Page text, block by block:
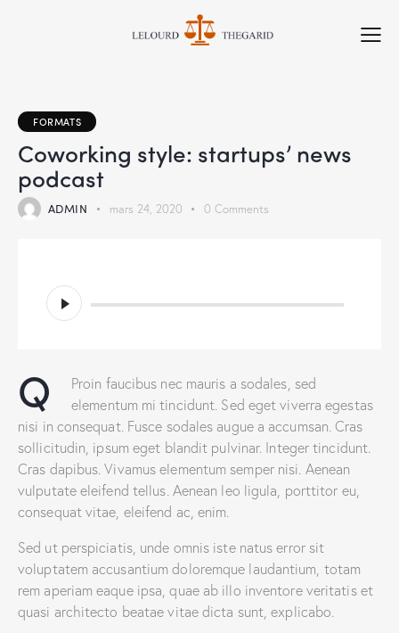
FORMATS
Coworking style: startups’ news
podcast
ADMIN mars 24, 2020 0 Comments
audio
Q
Proin faucibus nec mauris a sodales, sed
elementum mi tincidunt. Sed eget viverra egestas
nisi in consequat. Fusce sodales augue a accumsan. Cras
sollicitudin, ipsum eget blandit pulvinar. Integer tincidunt.
Cras dapibus. Vivamus elementum semper nisi. Aenean
vulputate eleifend tellus. Aenean leo ligula, porttitor eu,
consequat vitae, eleifend ac, enim.
Sed ut perspiciatis, unde omnis iste natus error sit
voluptatem accusantium doloremque laudantium, totam
rem aperiam eaque ipsa, quae ab illo inventore veritatis et
quasi architecto beatae vitae dicta sunt, explicabo.